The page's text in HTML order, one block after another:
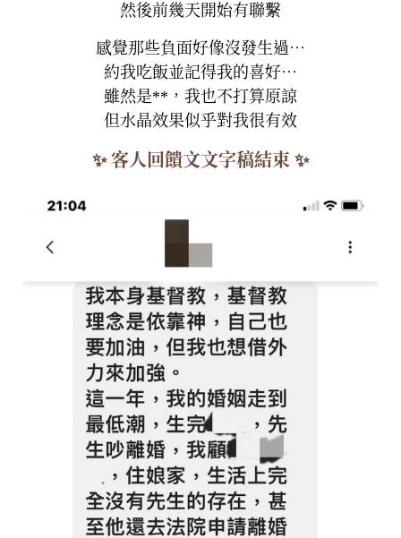
然後前幾天開始有聯繫
感覺那些負面好像沒發生過⋯
約我吃飯並記得我的喜好⋯
雖然是**，我也不打算原諒
但水晶效果似乎對我很有效
✨ 客人回饋文文字稿結束 ✨